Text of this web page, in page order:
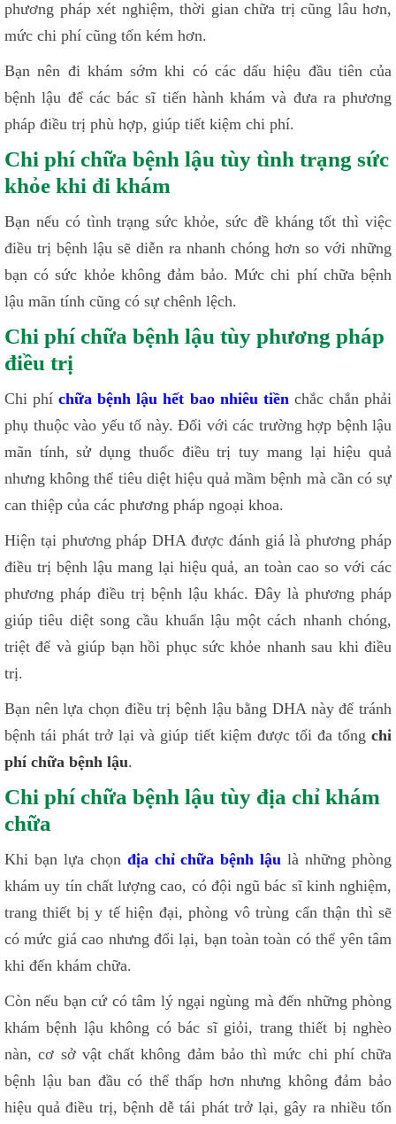
phương pháp xét nghiệm, thời gian chữa trị cũng lâu hơn,
mức chi phí cũng tốn kém hơn.
Bạn nên đi khám sớm khi có các dấu hiệu đầu tiên của
bệnh lậu để các bác sĩ tiến hành khám và đưa ra phương
pháp điều trị phù hợp, giúp tiết kiệm chi phí.
Chi phí chữa bệnh lậu tùy tình trạng sức
khỏe khi đi khám
Bạn nếu có tình trạng sức khỏe, sức đề kháng tốt thì việc
điều trị bệnh lậu sẽ diễn ra nhanh chóng hơn so với những
bạn có sức khỏe không đảm bảo. Mức chi phí chữa bệnh
lậu mãn tính cũng có sự chênh lệch.
Chi phí chữa bệnh lậu tùy phương pháp
điều trị
Chi phíchữa bệnh lậu hết bao nhiêu tiềnchắc chắn phải
phụ thuộc vào yếu tố này. Đối với các trường hợp bệnh lậu
mãn tính, sử dụng thuốc điều trị tuy mang lại hiệu quả
nhưng không thể tiêu diệt hiệu quả mầm bệnh mà cần có sự
can thiệp của các phương pháp ngoại khoa.
Hiện tại phương pháp DHA được đánh giá là phương pháp
điều trị bệnh lậu mang lại hiệu quả, an toàn cao so với các
phương pháp điều trị bệnh lậu khác. Đây là phương pháp
giúp tiêu diệt song cầu khuẩn lậu một cách nhanh chóng,
triệt để và giúp bạn hồi phục sức khỏe nhanh sau khi điều
trị.
Bạn nên lựa chọn điều trị bệnh lậu bằng DHA này để tránh
bệnh tái phát trở lại và giúp tiết kiệm được tối đa tổng chi
phí chữa bệnh lậu.
Chi phí chữa bệnh lậu tùy địa chỉ khám
chữa
Khi bạn lựa chọn địa chỉ chữa bệnh lậu là những phòng
khám uy tín chất lượng cao, có đội ngũ bác sĩ kinh nghiệm,
trang thiết bị y tế hiện đại, phòng vô trùng cẩn thận thì sẽ
có mức giá cao nhưng đổi lại, bạn toàn toàn có thể yên tâm
khi đến khám chữa.
Còn nếu bạn cứ có tâm lý ngại ngùng mà đến những phòng
khám bệnh lậu không có bác sĩ giỏi, trang thiết bị nghèo
nàn, cơ sở vật chất không đảm bảo thì mức chi phí chữa
bệnh lậu ban đầu có thể thấp hơn nhưng không đảm bảo
hiệu quả điều trị, bệnh dễ tái phát trở lại, gây ra nhiều tốn